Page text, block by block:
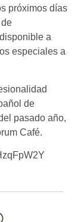
próximos días
a
especiales a
de
pasado año,
Café.